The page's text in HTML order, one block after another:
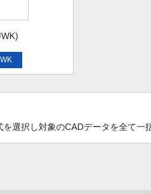
選択し対象のCADデータを全て一